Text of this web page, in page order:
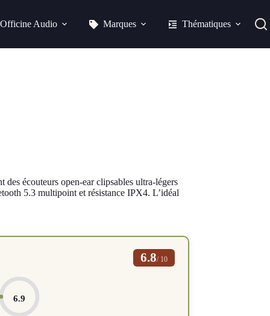
Audio Marques Thématiques
écouteurs open-ear clipsables ultra-légers
5.3 multipoint et résistance IPX4. L’idéal
6.8/ 10
6.9